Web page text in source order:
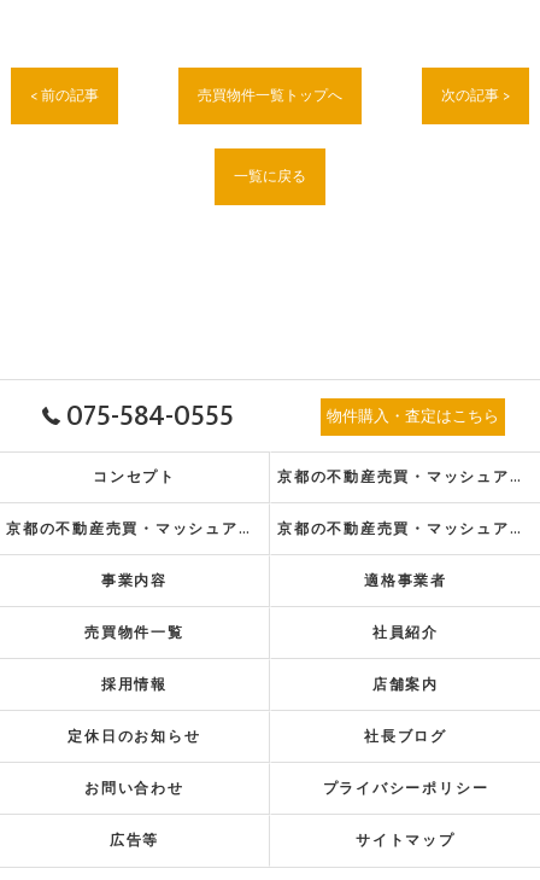
< 前の記事 売買物件一覧トップへ 次の記事 >
一覧に戻る
075-584-0555 物件購入・査定はこちら
コンセプト 京都の不動産売買・マッシュアップ不動産販売株式会社の口コミ情報
京都の不動産売買・マッシュアップ不動産販売株式会社の評判 京都の不動産売買・マッシュアップ不動産販売株式会社のお客様の声
事業内容 適格事業者
売買物件一覧 社員紹介
採用情報 店舗案内
定休日のお知らせ 社長ブログ
お問い合わせ プライバシーポリシー
広告等 サイトマップ